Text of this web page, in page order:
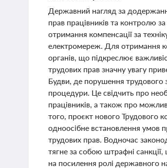
Державний нагляд за
прав працівників та контролю
отримання компенсації за
електромереж. Для отримання
органів, що підкреслює
трудових прав значну увагу
Будви, де порушення трудового
процедури. Це свідчить про
працівників, а також про
того, проєкт нового Трудового
одноосібне встановлення умов
трудових прав. Водночас
тягне за собою штрафні
на посилення ролі державного